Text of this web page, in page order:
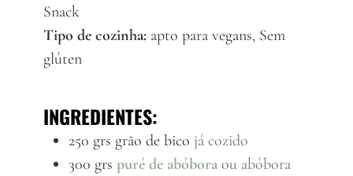
Snack
Tipo de cozinha: apto para vegans, Sem
glúten
INGREDIENTES:
250 grs grão de bico já cozido
300 grs puré de abóbora ou abóbora